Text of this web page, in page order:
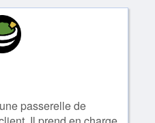
passerelle de